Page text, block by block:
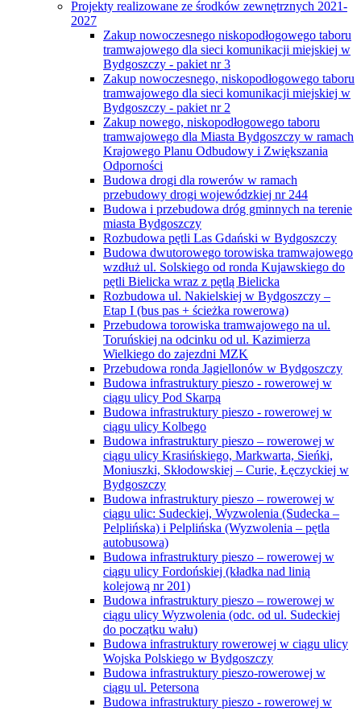
Projekty realizowane ze środków zewnętrznych 2021-
2027
Zakup nowoczesnego niskopodłogowego taboru
tramwajowego dla sieci komunikacji miejskiej w
Bydgoszczy - pakiet nr 3
Zakup nowoczesnego, niskopodłogowego taboru
tramwajowego dla sieci komunikacji miejskiej w
Bydgoszczy - pakiet nr 2
Zakup nowego, niskopodłogowego taboru
tramwajowego dla Miasta Bydgoszczy w ramach
Krajowego Planu Odbudowy i Zwiększania
Odporności
Budowa drogi dla rowerów w ramach
przebudowy drogi wojewódzkiej nr 244
Budowa i przebudowa dróg gminnych na terenie
miasta Bydgoszczy
Rozbudowa pętli Las Gdański w Bydgoszczy
Budowa dwutorowego torowiska tramwajowego
wzdłuż ul. Solskiego od ronda Kujawskiego do
pętli Bielicka wraz z pętlą Bielicka
Rozbudowa ul. Nakielskiej w Bydgoszczy –
Etap I (bus pas + ścieżka rowerowa)
Przebudowa torowiska tramwajowego na ul.
Toruńskiej na odcinku od ul. Kazimierza
Wielkiego do zajezdni MZK
Przebudowa ronda Jagiellonów w Bydgoszczy
Budowa infrastruktury pieszo - rowerowej w
ciągu ulicy Pod Skarpą
Budowa infrastruktury pieszo - rowerowej w
ciągu ulicy Kolbego
Budowa infrastruktury pieszo – rowerowej w
ciągu ulicy Krasińskiego, Markwarta, Sieńki,
Moniuszki, Skłodowskiej – Curie, Łęczyckiej w
Bydgoszczy
Budowa infrastruktury pieszo – rowerowej w
ciągu ulic: Sudeckiej, Wyzwolenia (Sudecka –
Pelplińska) i Pelplińska (Wyzwolenia – pętla
autobusowa)
Budowa infrastruktury pieszo – rowerowej w
ciągu ulicy Fordońskiej (kładka nad linią
kolejową nr 201)
Budowa infrastruktury pieszo – rowerowej w
ciągu ulicy Wyzwolenia (odc. od ul. Sudeckiej
do początku wału)
Budowa infrastruktury rowerowej w ciągu ulicy
Wojska Polskiego w Bydgoszczy
Budowa infrastruktury pieszo-rowerowej w
ciągu ul. Petersona
Budowa infrastruktury pieszo - rowerowej w